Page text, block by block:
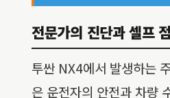
전문가의 진단과 셀프
투싼 NX4에서 발생하는
은 운전자의 안전과 차량